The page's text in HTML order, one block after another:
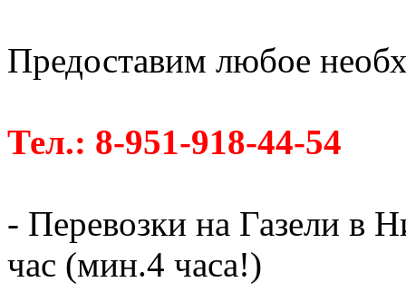
Предоставим любое
Тел.: 8-951-918-44-54
- Перевозки на Газели в
час (мин.4 часа!)